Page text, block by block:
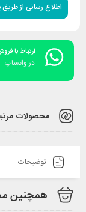
اطلاع رسانی از
ارتباط با
در واتساپ
محصولات
توضیحات
همچنین